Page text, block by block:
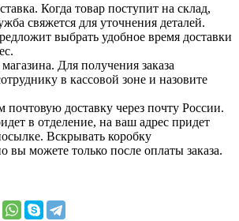
Когда товар поступит на склад,
свяжется для уточнения деталей.
выбрать удобное время доставки
Для получения заказа
в кассовой зоне и назовите
почтовую доставку через почту России.
в отделение, на ваш адрес придет
Вскрывать коробку
вы можете только после оплаты заказа.